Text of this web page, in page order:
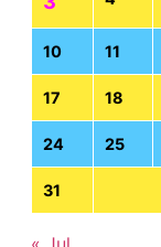
10 11
17 18
24 25
31